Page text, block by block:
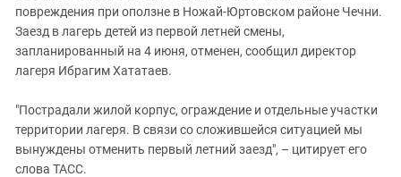
повреждения при оползне в Ножай-Юртовском районе Чечни.
Заезд в лагерь детей из первой летней смены,
запланированный на 4 июня, отменен, сообщил директор
лагеря Ибрагим Хататаев.
"Пострадали жилой корпус, ограждение и отдельные участки
территории лагеря. В связи со сложившейся ситуацией мы
вынуждены отменить первый летний заезд", – цитирует его
слова ТАСС.